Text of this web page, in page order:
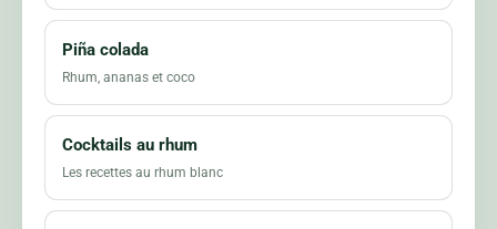
Piña colada
Rhum, ananas et coco
Cocktails au rhum
Les recettes au rhum blanc